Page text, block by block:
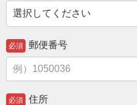
必須 郵便番号
必須 住所